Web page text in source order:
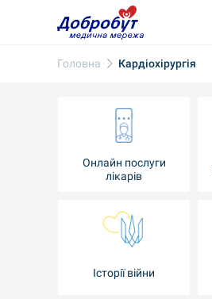
Головна Кардіохірургія
Онлайн послуги
лікарів
Історії війни